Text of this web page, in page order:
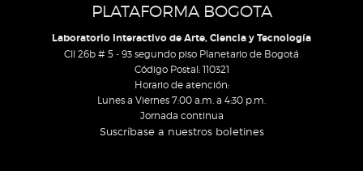
PLATAFORMA BOGOTA
Laboratorio Interactivo de Arte, Ciencia y Tecnología
Cll 26b # 5 - 93 segundo piso Planetario de Bogotá
Código Postal: 110321
Horario de atención:
Lunes a Viernes 7:00 a.m. a 4:30 p.m.
Jornada continua
Suscríbase a nuestros boletines